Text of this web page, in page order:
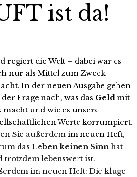
ist da!
regiert die Welt – dabei war es
nur als Mittel zum Zweck
In der neuen Ausgabe gehen
Frage nach, was das Geld mit
macht und wie es unsere
Werte korrumpiert.
Sie außerdem im neuen Heft,
das Leben keinen Sinnhat
trotzdem lebenswert ist.
im neuen Heft: Die kluge